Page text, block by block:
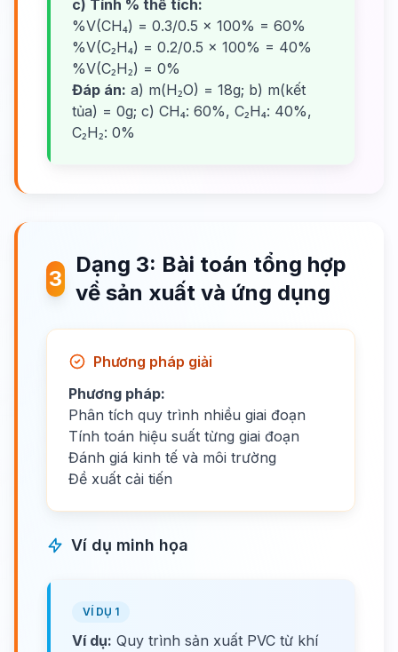
c) Tính % thể tích:
%V(CH₄) = 0.3/0.5 × 100% = 60%
%V(C₂H₄) = 0.2/0.5 × 100% = 40%
%V(C₂H₂) = 0%
Đáp án: a) m(H₂O) = 18g; b) m(kết
tủa) = 0g; c) CH₄: 60%, C₂H₄: 40%,
C₂H₂: 0%
3
Dạng 3: Bài toán tổng hợp
về sản xuất và ứng dụng
Phương pháp giải
Phương pháp:
Phân tích quy trình nhiều giai đoạn
Tính toán hiệu suất từng giai đoạn
Đánh giá kinh tế và môi trường
Đề xuất cải tiến
Ví dụ minh họa
VÍ DỤ 1
Ví dụ: Quy trình sản xuất PVC từ khí